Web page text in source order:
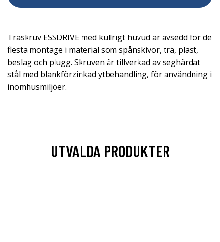
Träskruv ESSDRIVE med kullrigt huvud är avsedd för de
flesta montage i material som spånskivor, trä, plast,
beslag och plugg. Skruven är tillverkad av seghärdat
stål med blankförzinkad ytbehandling, för användning i
inomhusmiljöer.
UTVALDA PRODUKTER